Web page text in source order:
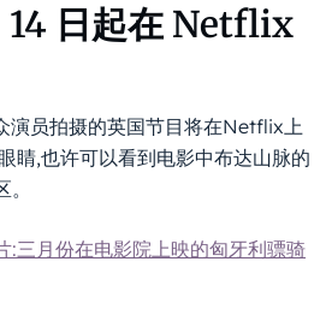
14 日起在 Netflix
演员拍摄的英国节目将在Netflix上
睛,也许可以看到电影中布达山脉的
:三月份在电影院上映的匈牙利骠骑